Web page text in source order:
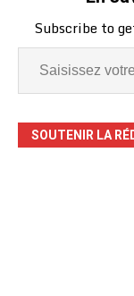
Subscribe to
SOUTENIR LA